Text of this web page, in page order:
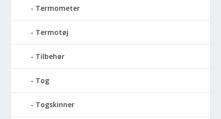
Termometer
Termotøj
Tilbehør
Tog
Togskinner